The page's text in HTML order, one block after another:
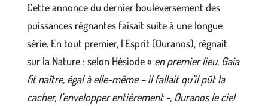
Cette annonce du dernier bouleversement des
puissances régnantes faisait suite à une longue
série. En tout premier, l’Esprit (Ouranos), régnait
sur la Nature : selon Hésiode « en premier lieu, Gaia
fit naître, égal à elle-même – il fallait qu’il pût la
cacher, l’envelopper entièrement -, Ouranos le ciel